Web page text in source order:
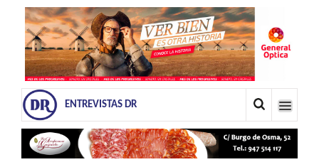
ENTREVISTAS DR